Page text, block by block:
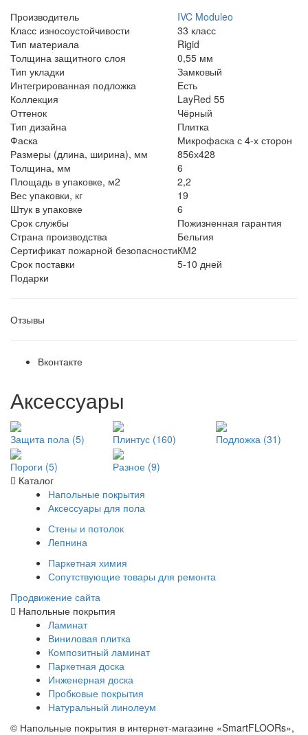
Производитель
IVC Moduleo
Класс износоустойчивости
33 класс
Тип материала
Rigid
Толщина защитного слоя
0,55 мм
Тип укладки
Замковый
Интегрированная подложка
Есть
Коллекция
LayRed 55
Оттенок
Чёрный
Тип дизайна
Плитка
Фаска
Микрофаска с 4-х сторон
Размеры (длина, ширина), мм
856х428
Толщина, мм
6
Площадь в упаковке, м2
2,2
Вес упаковки, кг
19
Штук в упаковке
6
Срок службы
Пожизненная гарантия
Страна производства
Бельгия
Сертификат пожарной безопасностиКМ2
Срок поставки
5-10 дней
Подарки
Отзывы
Вконтакте
Аксессуары
Защита пола (5) Плинтус (160) Подложка (31)
Пороги (5)
Разное (9)
Каталог
Напольные покрытия
Аксессуары для пола
Стены и потолок
Лепнина
Паркетная химия
Сопутствующие товары для ремонта
Продвижение сайта
Напольные покрытия
Ламинат
Виниловая плитка
Композитный ламинат
Паркетная доска
Инженерная доска
Пробковые покрытия
Натуральный линолеум
© Напольные покрытия в интернет-магазине «SmartFLOORs»,